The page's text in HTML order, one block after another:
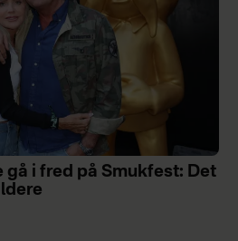
gå i fred på Smukfest: Det